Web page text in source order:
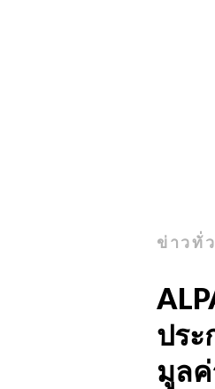
ข่าวทั่
ประ
มูลค่